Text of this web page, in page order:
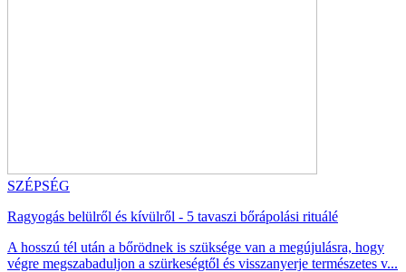
SZÉPSÉG
Ragyogás belülről és kívülről - 5 tavaszi bőrápolási rituálé
A hosszú tél után a bőrödnek is szüksége van a megújulásra, hogy
végre megszabaduljon a szürkeségtől és visszanyerje természetes v...